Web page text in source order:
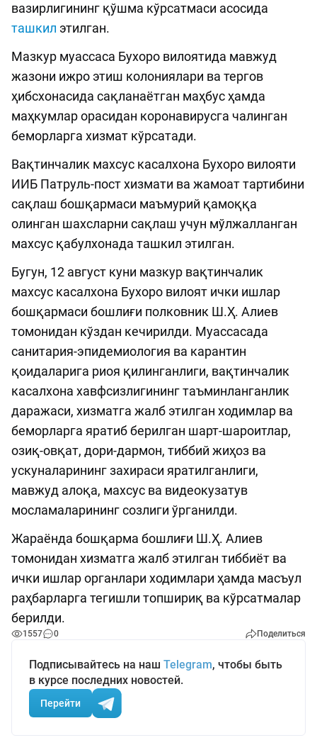
вазирлигининг қўшма кўрсатмаси асосида
ташкил этилган.
Мазкур муассаса Бухоро вилоятида мавжуд
жазони ижро этиш колониялари ва тергов
ҳибсхонасида сақланаётган маҳбус ҳамда
маҳкумлар орасидан коронавирусга чалинган
беморларга хизмат кўрсатади.
Вақтинчалик махсус касалхона Бухоро вилояти
ИИБ Патруль-пост хизмати ва жамоат тартибини
сақлаш бошқармаси маъмурий қамоққа
олинган шахcларни сақлаш учун мўлжалланган
махсус қабулхонада ташкил этилган.
Бугун, 12 август куни мазкур вақтинчалик
махсус касалхона Бухоро вилоят ички ишлар
бошқармаси бошлиғи полковник Ш.Ҳ. Алиев
томонидан кўздан кечирилди. Муассасада
санитария-эпидемиология ва карантин
қоидаларига риоя қилинганлиги, вақтинчалик
касалхона хавфсизлигининг таъминланганлик
даражаси, хизматга жалб этилган ходимлар ва
беморларга яратиб берилган шарт-шароитлар,
озиқ-овқат, дори-дармон, тиббий жиҳоз ва
ускуналарининг захираси яратилганлиги,
мавжуд алоқа, махсус ва видеокузатув
мосламаларининг созлиги ўрганилди.
Жараёнда бошқарма бошлиғи Ш.Ҳ. Алиев
томонидан хизматга жалб этилган тиббиёт ва
ички ишлар органлари ходимлари ҳамда масъул
раҳбарларга тегишли топшириқ ва кўрсатмалар
берилди.
1557 0 Поделиться
Подписывайтесь на наш Telegram, чтобы быть
в курсе последних новостей.
Перейти